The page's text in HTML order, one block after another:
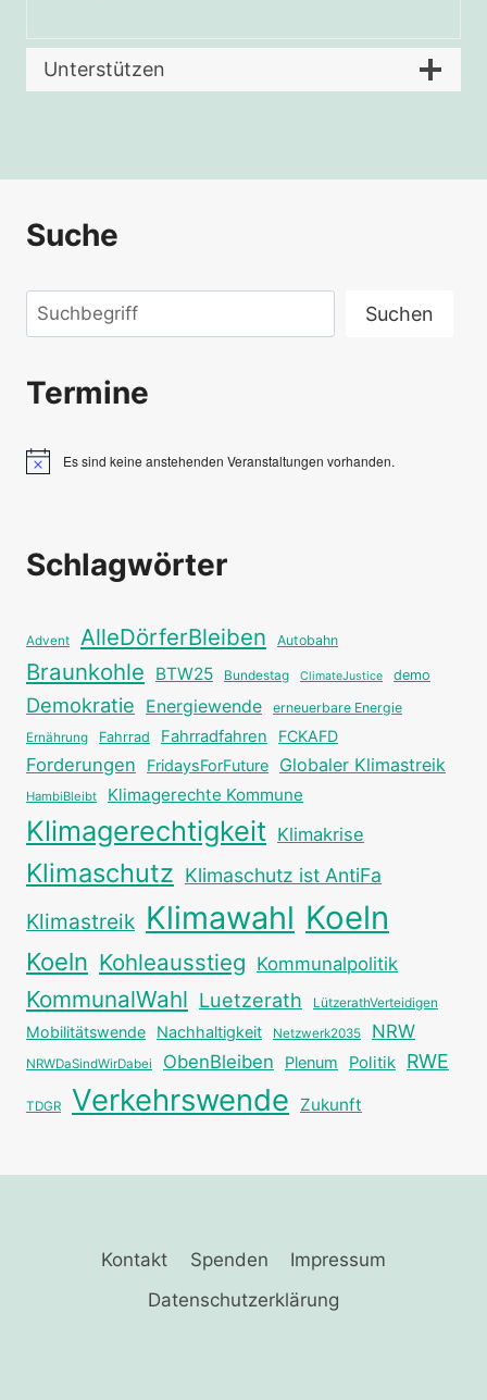
Unterstützen
Suche
Suchen Suchen
Termine
HinweisEs sind keine anstehenden Veranstaltungen vorhanden.
Schlagwörter
Advent AlleDörferBleiben Autobahn
Braunkohle BTW25 Bundestag ClimateJustice demo
Demokratie Energiewende erneuerbare Energie
Ernährung Fahrrad Fahrradfahren FCKAFD
Forderungen FridaysForFuture Globaler Klimastreik
HambiBleibt Klimagerechte Kommune
Klimagerechtigkeit Klimakrise
Klimaschutz Klimaschutz ist AntiFa
Klimastreik Klimawahl Koeln
Koeln Kohleausstieg Kommunalpolitik
KommunalWahl Luetzerath LützerathVerteidigen
Mobilitätswende Nachhaltigkeit Netzwerk2035 NRW
NRWDaSindWirDabei ObenBleiben Plenum Politik RWE
TDGR Verkehrswende Zukunft
Kontakt Spenden
Impressum
Datenschutzerklärung